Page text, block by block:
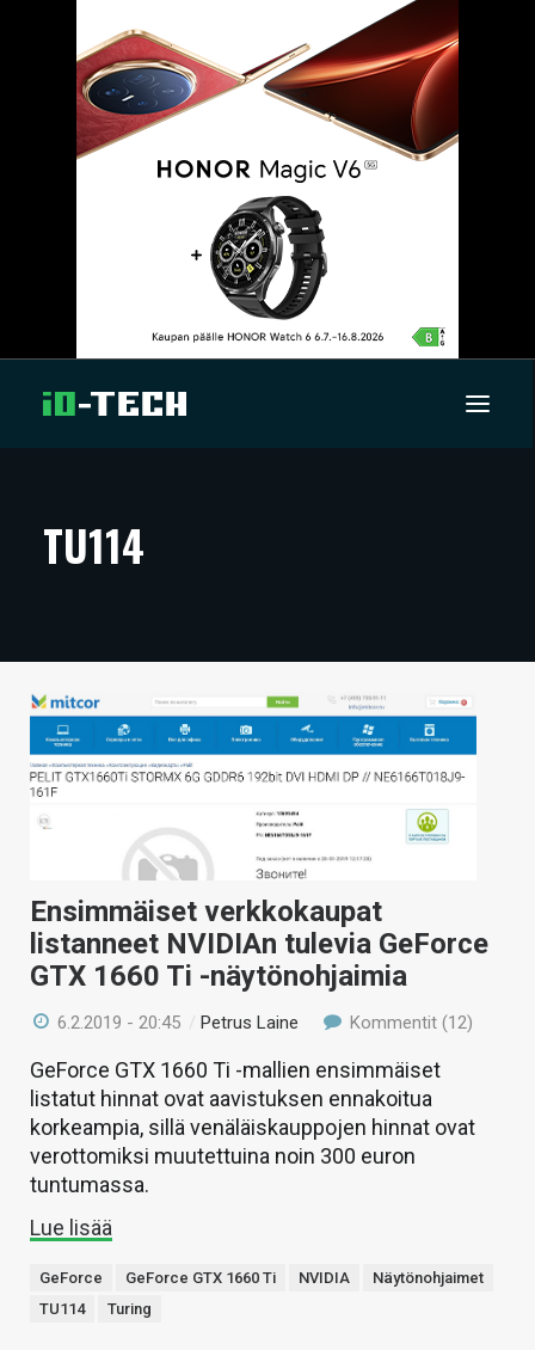
ARTIKKELIT
TECHBBS
TIETOA
HINTA.FI
KAUPPA
HAKU
TU114
Ensimmäiset verkkokaupat
listanneet NVIDIAn tulevia GeForce
GTX 1660 Ti -näytönohjaimia
6.2.2019 - 20:45 /Petrus Laine Kommentit (12)
GeForce GTX 1660 Ti -mallien ensimmäiset
listatut hinnat ovat aavistuksen ennakoitua
korkeampia, sillä venäläiskauppojen hinnat ovat
verottomiksi muutettuina noin 300 euron
tuntumassa.
Lue lisää
GeForce GeForce GTX 1660 Ti NVIDIA
Näytönohjaimet
TU114
Turing